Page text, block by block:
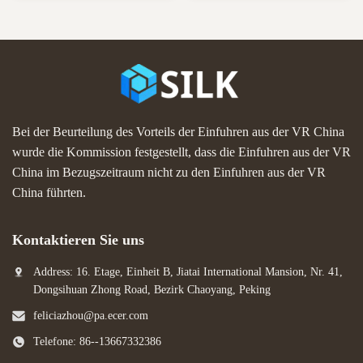
Bei der Beurteilung des Vorteils der Einfuhren aus der VR China
wurde die Kommission festgestellt, dass die Einfuhren aus der VR
China im Bezugszeitraum nicht zu den Einfuhren aus der VR
China führten.
Kontaktieren Sie uns
Address: 16. Etage, Einheit B, Jiatai International Mansion, Nr. 41,
Dongsihuan Zhong Road, Bezirk Chaoyang, Peking
feliciazhou@pa.ecer.com
Telefone: 86--13667332386